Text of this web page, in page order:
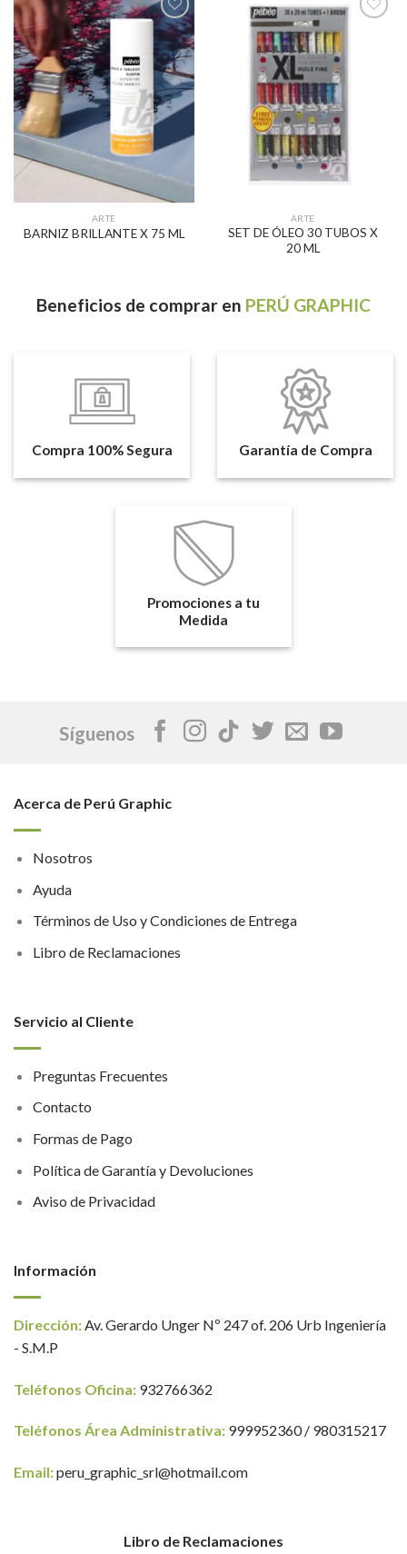
Añadir
a la
lista de
deseos
ARTE
BARNIZ BRILLANTE X 75 ML
ARTE
SET DE ÓLEO 30 TUBOS X
20 ML
Beneficios de comprar en PERÚ GRAPHIC
Compra 100% Segura Garantía de Compra
Promociones a tu
Medida
Síguenos
Acerca de Perú Graphic
Nosotros
Ayuda
Términos de Uso y Condiciones de Entrega
Libro de Reclamaciones
Servicio al Cliente
Preguntas Frecuentes
Contacto
Formas de Pago
Política de Garantía y Devoluciones
Aviso de Privacidad
Información
Dirección:Av. Gerardo Unger Nº 247 of. 206 Urb Ingeniería
- S.M.P
Teléfonos Oficina: 932766362
Teléfonos Área Administrativa: 999952360 / 980315217
Email:peru_graphic_srl@hotmail.com
Libro de Reclamaciones